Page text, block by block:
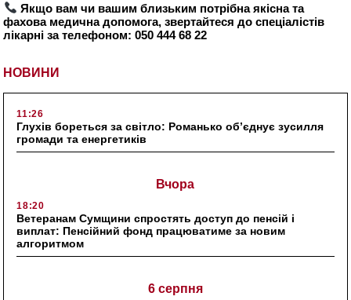
НОВИНИ
11:26
Глухів бореться за світло: Романько об’єднує зусилля
громади та енергетиків
Вчора
18:20
Ветеранам Сумщини спростять доступ до пенсій і
виплат: Пенсійний фонд працюватиме за новим
алгоритмом
6 серпня
Якщо вам чи вашим близьким потрібна якісна та
фахова медична допомога, звертайтеся до спеціалістів
лікарні за телефоном: 050 444 68 22